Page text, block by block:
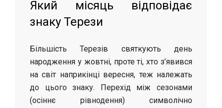
Який місяць відповідає
знаку Терези
Більшість Терезів святкують день
народження у жовтні, проте ті, хто з’явився
на світ наприкінці вересня, теж належать
до цього знаку. Перехід між сезонами
(осіннє рівнодення) символічно